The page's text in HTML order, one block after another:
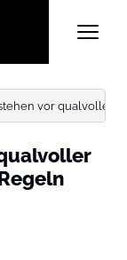
vor qualvoller